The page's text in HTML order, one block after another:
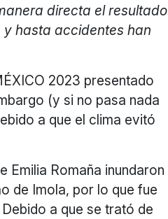
directa el resultado
y hasta accidentes han
2023 presentado
(y si no pasa nada
a que el clima evitó
Emilia Romaña inundaron
de Imola, por lo que fue
a que se trató de